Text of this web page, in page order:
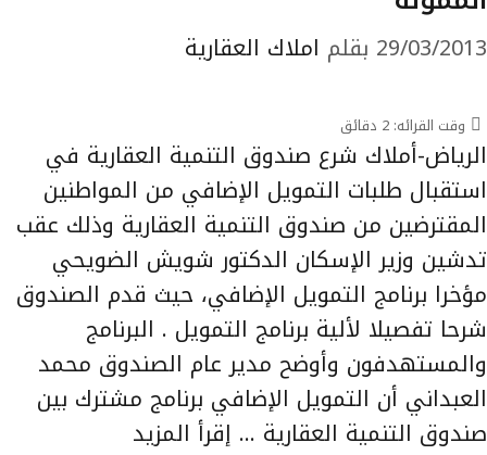
29/03/2013 بقلم املاك العقارية
وقت القرائه: 2 دقائق
الرياض-أملاك شرع صندوق التنمية العقارية في
استقبال طلبات التمويل الإضافي من المواطنين
المقترضين من صندوق التنمية العقارية وذلك عقب
تدشين وزير الإسكان الدكتور شويش الضويحي
مؤخرا برنامج التمويل الإضافي، حيث قدم الصندوق
شرحا تفصيلا لألية برنامج التمويل . البرنامج
والمستهدفون وأوضح مدير عام الصندوق محمد
العبداني أن التمويل الإضافي برنامج مشترك بين
صندوق التنمية العقارية … إقرأ المزيد